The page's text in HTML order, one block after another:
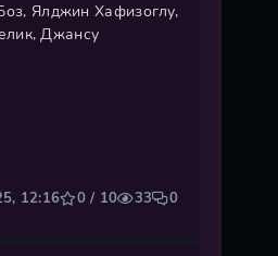
Ялджин Хафизоглу,
Джансу
12:16 0 / 10 33 0